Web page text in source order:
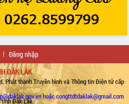
Đăng nhập
ĐẮK LẮK
Phát thanh Truyền hình và Thông tin Điện tử cấp
tỉnh Đắk Lắk
hoặc congttdtdaklak@gmail.com